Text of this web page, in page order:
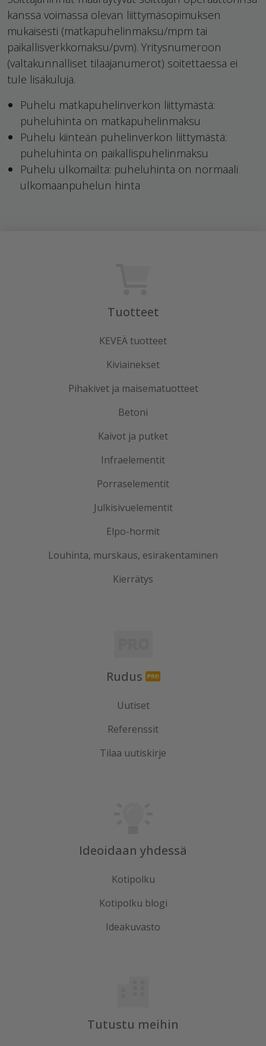
kanssa voimassa olevan liittymäsopimuksen
mukaisesti (matkapuhelinmaksu/mpm tai
paikallisverkkomaksu/pvm). Yritysnumeroon
(valtakunnalliset tilaajanumerot) soitettaessa ei
tule lisäkuluja.
Puhelu matkapuhelinverkon liittymästä:
puheluhinta on matkapuhelinmaksu
Puhelu kiinteän puhelinverkon liittymästä:
puheluhinta on paikallispuhelinmaksu
Puhelu ulkomailta: puheluhinta on normaali
ulkomaanpuhelun hinta
Tuotteet
KEVEÄ tuotteet
Kiviainekset
Pihakivet ja maisematuotteet
Betoni
Kaivot ja putket
Infraelementit
Porraselementit
Julkisivuelementit
Elpo-hormit
Louhinta, murskaus, esirakentaminen
Kierrätys
Rudus
Uutiset
Referenssit
Tilaa uutiskirje
Ideoidaan yhdessä
Kotipolku
Kotipolku blogi
Ideakuvasto
Tutustu meihin